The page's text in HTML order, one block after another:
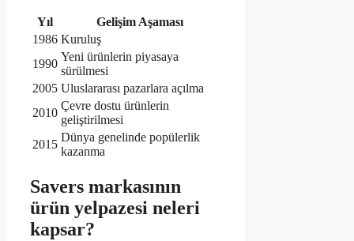
Yıl
Gelişim Aşaması
1986 Kuruluş
1990
Yeni ürünlerin piyasaya
sürülmesi
2005 Uluslararası pazarlara açılma
2010
Çevre dostu ürünlerin
geliştirilmesi
2015
Dünya genelinde popülerlik
kazanma
Savers markasının
ürün yelpazesi neleri
kapsar?